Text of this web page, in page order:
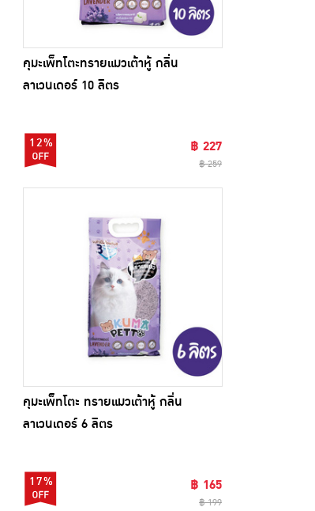
คุมะเพ็ทโตะทรายแมวเต้าหู้ กลิ่น
ลาเวนเดอร์ 10 ลิตร
12% ฿ 227
฿ 259
คุมะเพ็ทโตะ ทรายแมวเต้าหู้ กลิ่น
ลาเวนเดอร์ 6 ลิตร
17% ฿ 165
฿ 199